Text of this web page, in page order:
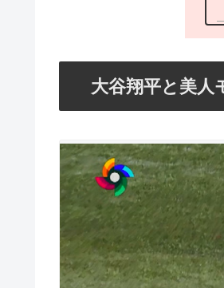
大谷翔平と美人